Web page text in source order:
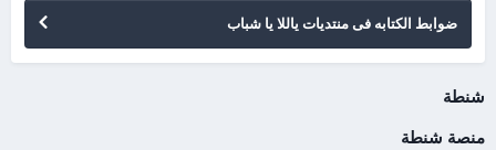
ضوابط الكتابه فى منتديات ياللا يا شباب
شنطة
منصة شنطة